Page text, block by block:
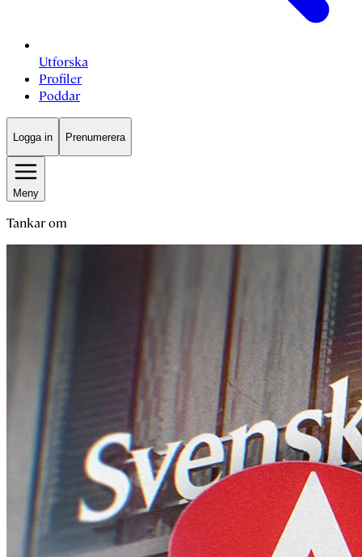
Utforska
Profiler
Poddar
Logga in Prenumerera
Meny
Tankar om